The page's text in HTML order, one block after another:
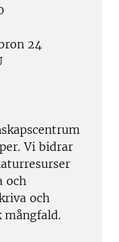
24
Vi bidrar
och
och
mångfald.